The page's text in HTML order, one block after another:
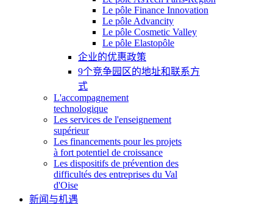
Le pôle Finance Innovation
Le pôle Advancity
Le pôle Cosmetic Valley
Le pôle Elastopôle
企业的优惠政策
9个竞争园区的地址和联系方
式
L'accompagnement
technologique
Les services de l'enseignement
supérieur
Les financements pour les projets
à fort potentiel de croissance
Les dispositifs de prévention des
difficultés des entreprises du Val
d'Oise
新闻与机遇